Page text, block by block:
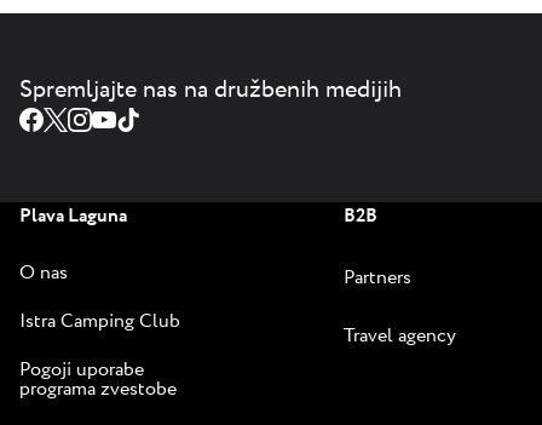
Spremljajte nas na družbenih medijih
Plava Laguna
O nas
Istra Camping Club
Pogoji uporabe
programa zvestobe
B2B
Partners
Travel agency